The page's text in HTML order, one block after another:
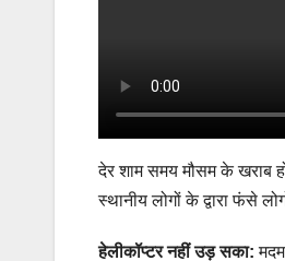
देर शाम समय मौसम के खराब
स्थानीय लोगों के द्वारा फंसे
हेलीकॉप्टर नहीं उड़ सका: